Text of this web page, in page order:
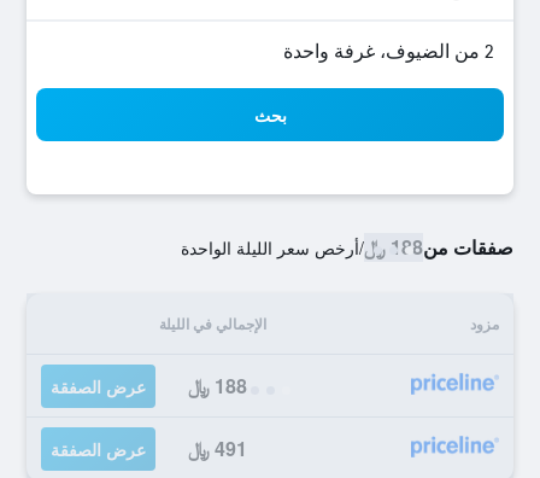
2 من الضيوف، غرفة واحدة
بحث
صفقات من188 ﷼ /أرخص سعر الليلة الواحدة
مزود الإجمالي في الليلة
188 ﷼ عرض الصفقة
491 ﷼ عرض الصفقة